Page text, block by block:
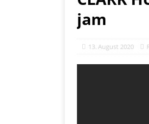
jam
13. August 2020